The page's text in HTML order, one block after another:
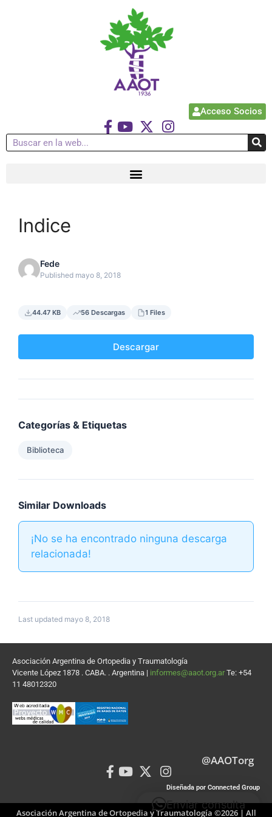
Acceso Socios
Indice
Fede
Published mayo 8, 2018
44.47 KB 56 Descargas 1 Files
Descargar
Categorías & Etiquetas
Biblioteca
Similar Downloads
¡No se ha encontrado ninguna descarga
relacionada!
Last updated mayo 8, 2018
Asociación Argentina de Ortopedia y Traumatología
Vicente López 1878 . CABA. . Argentina | informes@aaot.org.ar Te: +54
11 48012320
@AAOTorg
Diseñada por Connected Group
Asociación Argentina de Ortopedia y Traumatología ©2026 | All
Enviar consulta